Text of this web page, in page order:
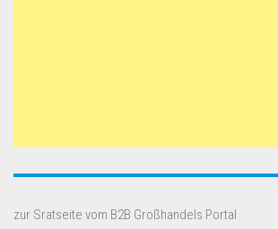
zur Sratseite vom B2B Großhandels Portal